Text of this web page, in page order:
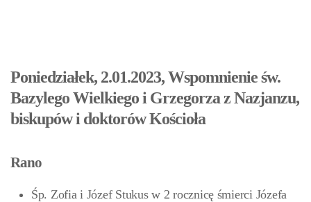
Poniedziałek, 2.01.2023, Wspomnienie św.
Bazylego Wielkiego i Grzegorza z Nazjanzu,
biskupów i doktorów Kościoła
Rano
Śp. Zofia i Józef Stukus w 2 rocznicę śmierci Józefa